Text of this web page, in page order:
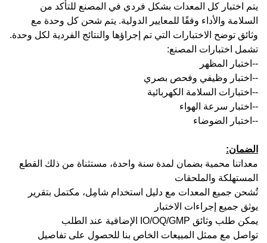
يتم اختبار كل المعدات بشكل فردي في المصنع للتأكد من
السلامة والأداء وفقًا للمعايير الدولية. يتم شحن كل وحدة مع
وثائق توضح الاختبارات التي تم إجراؤها والنتائج الفردية لكل وحدة.
تشمل اختبارات المصنع:
--اختبار المظهر
--اختبار وظيفي وفحص بصري
--اختبارات السلامة الكهربائية
--اختبار سرعة الهواء
--اختبار الضوضاء
الضمان:
معداتنا محمية بضمان لمدة سنة واحدة، مستثناة من ذلك القطع
المستهلكة والملحقات
تُشحن جميع المعدات مع دليل استخدام شامِل، مكتمل بتقرير
يوثق جميع إجراءات الاختبار
يمكن طلب وثائق IO/OQ/GMP الإضافية عند الطلب
تواصل مع ممثل المبيعات الخاص بنا للحصول على تفاصيل